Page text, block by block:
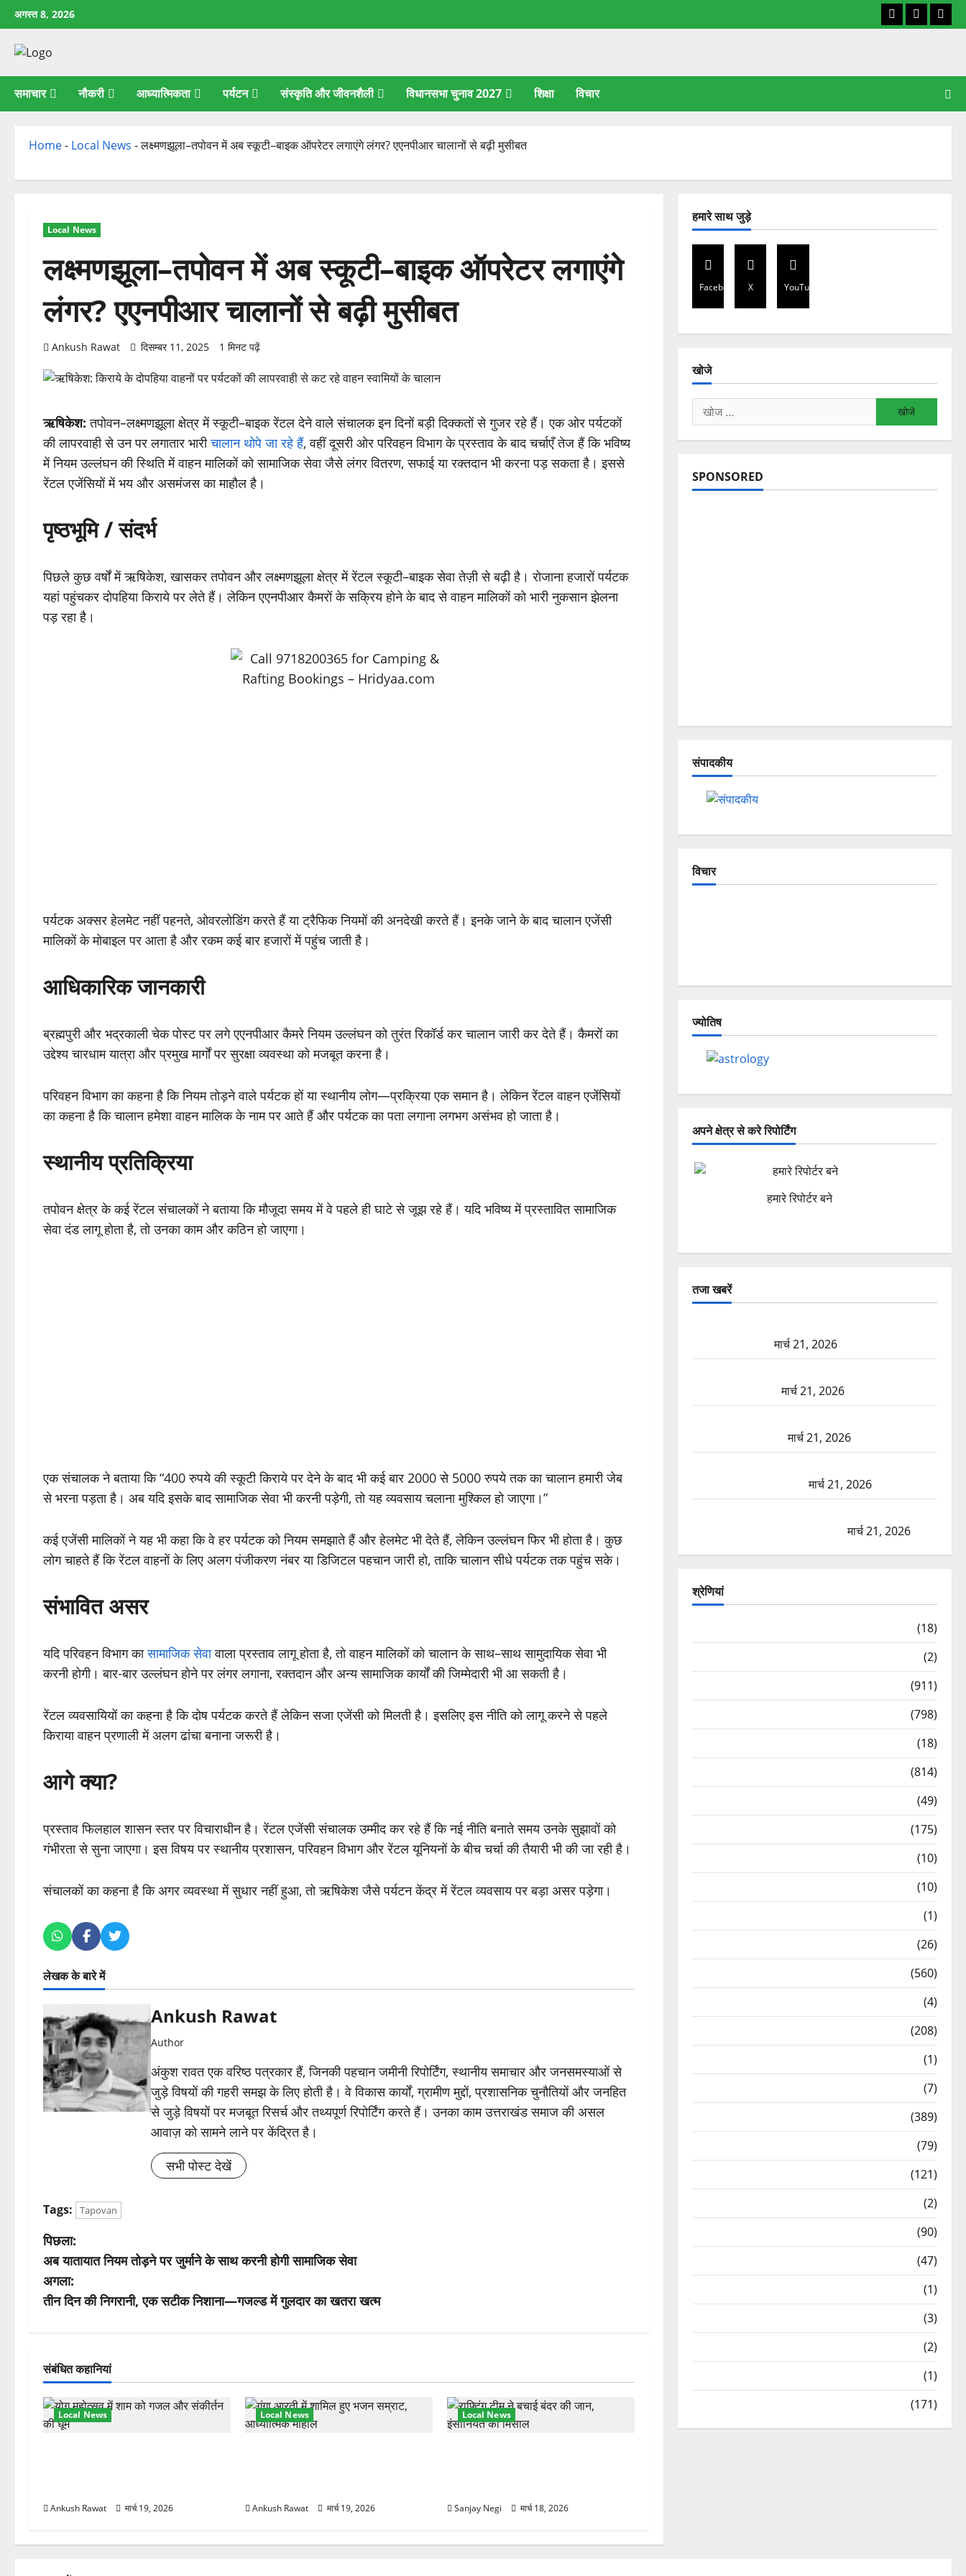
छोड़कर
सामग्री
अगस्त 8, 2026 Facebook
X
समाचार नौकरी आध्यात्मिकता पर्यटन संस्कृति और जीवनशैली विधानसभा चुनाव 2027 शिक्षा विचार
Home- Local News -लक्ष्मणझूला–तपोवन में अब स्कूटी–बाइक ऑपरेटर लगाएंगे लंगर? एएनपीआर चालानों से बढ़ी मुसीबत
Local News
लक्ष्मणझूला–तपोवन में अब स्कूटी–बाइक ऑपरेटर लगाएंगे
लंगर? एएनपीआर चालानों से बढ़ी मुसीबत
Ankush Rawat दिसम्बर 11, 2025 1 मिनट पढ़ें
ऋषिकेश: तपोवन–लक्ष्मणझूला क्षेत्र में स्कूटी–बाइक रेंटल देने वाले संचालक इन दिनों बड़ी दिक्कतों से गुजर रहे हैं। एक ओर पर्यटकों
की लापरवाही से उन पर लगातार भारीचालान थोपे जा रहे हैं, वहीं दूसरी ओर परिवहन विभाग के प्रस्ताव के बाद चर्चाएँ तेज हैं कि भविष्य
में नियम उल्लंघन की स्थिति में वाहन मालिकों को सामाजिक सेवा जैसे लंगर वितरण, सफाई या रक्तदान भी करना पड़ सकता है। इससे
रेंटल एजेंसियों में भय और असमंजस का माहौल है।
पृष्ठभूमि / संदर्भ
पिछले कुछ वर्षों में ऋषिकेश, खासकर तपोवन और लक्ष्मणझूला क्षेत्र में रेंटल स्कूटी–बाइक सेवा तेज़ी से बढ़ी है। रोजाना हजारों पर्यटक
यहां पहुंचकर दोपहिया किराये पर लेते हैं। लेकिन एएनपीआर कैमरों के सक्रिय होने के बाद से वाहन मालिकों को भारी नुकसान झेलना
पड़ रहा है।
पर्यटक अक्सर हेलमेट नहीं पहनते, ओवरलोडिंग करते हैं या ट्रैफिक नियमों की अनदेखी करते हैं। इनके जाने के बाद चालान एजेंसी
मालिकों के मोबाइल पर आता है और रकम कई बार हजारों में पहुंच जाती है।
आधिकारिक जानकारी
ब्रह्मपुरी और भद्रकाली चेक पोस्ट पर लगे एएनपीआर कैमरे नियम उल्लंघन को तुरंत रिकॉर्ड कर चालान जारी कर देते हैं। कैमरों का
उद्देश्य चारधाम यात्रा और प्रमुख मार्गों पर सुरक्षा व्यवस्था को मजबूत करना है।
परिवहन विभाग का कहना है कि नियम तोड़ने वाले पर्यटक हों या स्थानीय लोग—प्रक्रिया एक समान है। लेकिन रेंटल वाहन एजेंसियों
का कहना है कि चालान हमेशा वाहन मालिक के नाम पर आते हैं और पर्यटक का पता लगाना लगभग असंभव हो जाता है।
स्थानीय प्रतिक्रिया
तपोवन क्षेत्र के कई रेंटल संचालकों ने बताया कि मौजूदा समय में वे पहले ही घाटे से जूझ रहे हैं। यदि भविष्य में प्रस्तावित सामाजिक
सेवा दंड लागू होता है, तो उनका काम और कठिन हो जाएगा।
एक संचालक ने बताया कि “400 रुपये की स्कूटी किराये पर देने के बाद भी कई बार 2000 से 5000 रुपये तक का चालान हमारी जेब
से भरना पड़ता है। अब यदि इसके बाद सामाजिक सेवा भी करनी पड़ेगी, तो यह व्यवसाय चलाना मुश्किल हो जाएगा।”
कई एजेंसी मालिकों ने यह भी कहा कि वे हर पर्यटक को नियम समझाते हैं और हेलमेट भी देते हैं, लेकिन उल्लंघन फिर भी होता है। कुछ
लोग चाहते हैं कि रेंटल वाहनों के लिए अलग पंजीकरण नंबर या डिजिटल पहचान जारी हो, ताकि चालान सीधे पर्यटक तक पहुंच सके।
संभावित असर
यदि परिवहन विभाग कासामाजिक सेवावाला प्रस्ताव लागू होता है, तो वाहन मालिकों को चालान के साथ–साथ सामुदायिक सेवा भी
करनी होगी। बार-बार उल्लंघन होने पर लंगर लगाना, रक्तदान और अन्य सामाजिक कार्यों की जिम्मेदारी भी आ सकती है।
रेंटल व्यवसायियों का कहना है कि दोष पर्यटक करते हैं लेकिन सजा एजेंसी को मिलती है। इसलिए इस नीति को लागू करने से पहले
किराया वाहन प्रणाली में अलग ढांचा बनाना जरूरी है।
आगे क्या?
प्रस्ताव फिलहाल शासन स्तर पर विचाराधीन है। रेंटल एजेंसी संचालक उम्मीद कर रहे हैं कि नई नीति बनाते समय उनके सुझावों को
गंभीरता से सुना जाएगा। इस विषय पर स्थानीय प्रशासन, परिवहन विभाग और रेंटल यूनियनों के बीच चर्चा की तैयारी भी की जा रही है।
संचालकों का कहना है कि अगर व्यवस्था में सुधार नहीं हुआ, तो ऋषिकेश जैसे पर्यटन केंद्र में रेंटल व्यवसाय पर बड़ा असर पड़ेगा।
लेखक के बारे में
Ankush Rawat
Author
अंकुश रावत एक वरिष्ठ पत्रकार हैं, जिनकी पहचान जमीनी रिपोर्टिंग, स्थानीय समाचार और जनसमस्याओं से
जुड़े विषयों की गहरी समझ के लिए होती है। वे विकास कार्यों, ग्रामीण मुद्दों, प्रशासनिक चुनौतियों और जनहित
से जुड़े विषयों पर मजबूत रिसर्च और तथ्यपूर्ण रिपोर्टिंग करते हैं। उनका काम उत्तराखंड समाज की असल
आवाज़ को सामने लाने पर केंद्रित है।
सभी पोस्ट देखें
Tags: Tapovan
पो
स्ट
ने
गे
श
न
पिछला:
अब यातायात नियम तोड़ने पर जुर्माने के साथ करनी होगी सामाजिक सेवा
अगला:
तीन दिन की निगरानी, एक सटीक निशाना—गजल्ड में गुलदार का खतरा खत्म
संबंधित कहानियां
Local News
Ankush Rawat मार्च 19, 2026
Local News
Ankush Rawat मार्च 19, 2026
Local News
Sanjay Negi मार्च 18, 2026
हमारे साथ जुड़े
Facebook X YouTube
खोजे
निम्न
को
खोजें:
SPONSORED
संपादकीय
विचार
ज्योतिष
अपने क्षेत्र से करे रिपोर्टिंग
हमारे रिपोर्टर बने
तजा खबरें
मार्च 21, 2026
मार्च 21, 2026
मार्च 21, 2026
मार्च 21, 2026
मार्च 21, 2026
श्रेणियां
(18)
(2)
(911)
(798)
(18)
(814)
(49)
(175)
(10)
(10)
(1)
(26)
(560)
(4)
(208)
(1)
(7)
(389)
(79)
(121)
(2)
(90)
(47)
(1)
(3)
(2)
(1)
(171)